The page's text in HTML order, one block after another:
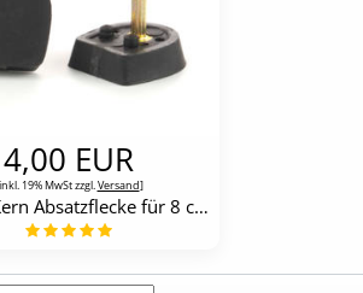
4,00 EUR
19% MwSt zzgl. Versand]
Werner Kern Absatzflecke für 8 cm-Absätze